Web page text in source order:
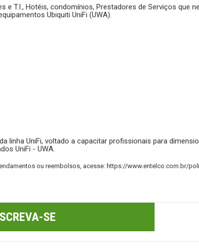
e T.I., Hotéis, condomínios, Prestadores de Serviços que
Ubiquiti UniFi (UWA).
linha UniFi, voltado a capacitar profissionais para
UniFi - UWA.
ou reembolsos, acesse: https://www.entelco.com.br/
SE